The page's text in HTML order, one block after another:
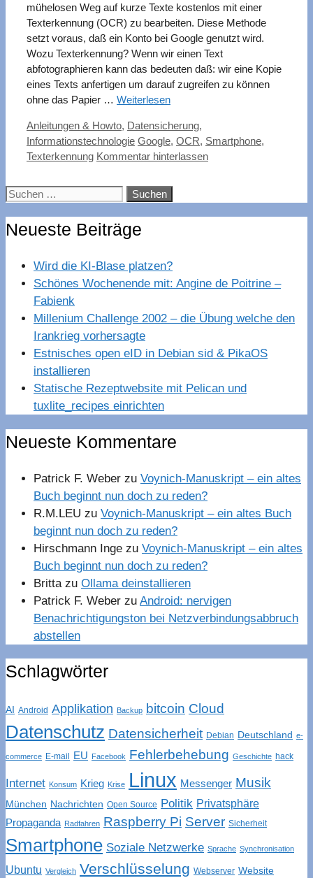
mühelosen Weg auf kurze Texte kostenlos mit einer
Texterkennung (OCR) zu bearbeiten. Diese Methode
setzt voraus, daß ein Konto bei Google genutzt wird.
Wozu Texterkennung? Wenn wir einen Text
abfotographieren kann das bedeuten daß: wir eine Kopie
eines Texts anfertigen um darauf zugreifen zu können
ohne das Papier … Weiterlesen
Kategorien
Anleitungen & Howto, Datensicherung,
Informationstechnologie Schlagwörter
Google, OCR, Smartphone,
Texterkennung Kommentar hinterlassen
Suchen
Neueste Beiträge
Wird die KI-Blase platzen?
Schönes Wochenende mit: Angine de Poitrine –
Fabienk
Millenium Challenge 2002 – die Übung welche den
Irankrieg vorhersagte
Estnisches open eID in Debian sid & PikaOS
installieren
Statische Rezeptwebsite mit Pelican und
tuxlite_recipes einrichten
Neueste Kommentare
Patrick F. Weber zu Voynich-Manuskript – ein altes
Buch beginnt nun doch zu reden?
R.M.LEU zu Voynich-Manuskript – ein altes Buch
beginnt nun doch zu reden?
Hirschmann Inge zu Voynich-Manuskript – ein altes
Buch beginnt nun doch zu reden?
Britta zu Ollama deinstallieren
Patrick F. Weber zu Android: nervigen
Benachrichtigungston bei Netzverbindungsabbruch
abstellen
Schlagwörter
AI Android Applikation Backup bitcoin Cloud
Datenschutz Datensicherheit Debian Deutschland e-
commerce E-mail EU Facebook Fehlerbehebung Geschichte hack
Internet Konsum Krieg Krise Linux Messenger Musik
München Nachrichten Open Source Politik Privatsphäre
Propaganda Radfahren Raspberry Pi Server Sicherheit
Smartphone Soziale Netzwerke Sprache Synchronisation
Ubuntu Vergleich Verschlüsselung Webserver Website